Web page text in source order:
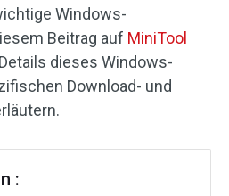
Windows-
Beitrag auf MiniTool
dieses Windows-
Download- und
: